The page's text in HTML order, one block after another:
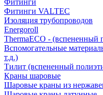
Фитинги
Фитинги VALTEC
Изоляция трубопроводов
Energoroll
ThermaECO - (вспененный
Вспомогательные
т.д.)
Тилит (вспененный
Краны шаровые
Шаровые краны из